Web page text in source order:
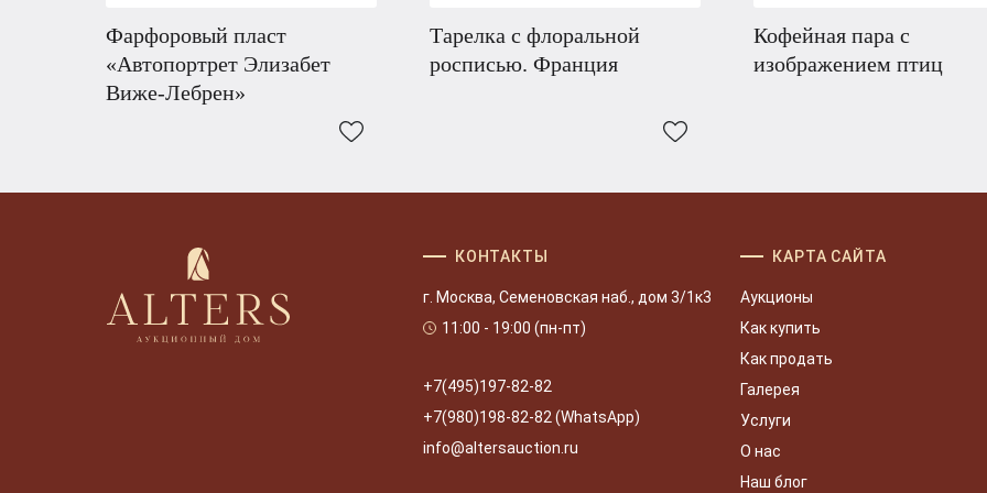
Фарфоровый пласт
«Автопортрет Элизабет
Виже-Лебрен»
Тарелка с флоральной
росписью. Франция
Кофейная пара с
изображением птиц
КОНТАКТЫ
г. Москва, Семеновская наб., дом 3/1к3
11:00 - 19:00 (пн-пт)
+7(495)197-82-82
+7(980)198-82-82 (WhatsApp)
info@altersauction.ru
КАРТА САЙТА
Аукционы
Как купить
Как продать
Галерея
Услуги
О нас
Наш блог